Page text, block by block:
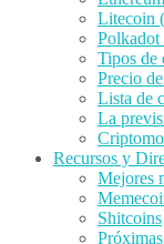
Litecoin
Tipos de
Precio
Lista de
La
Recursos y
Mejores
Shitcoins